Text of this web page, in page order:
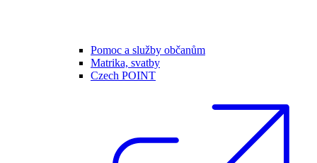
Pomoc a služby občanům
Matrika, svatby
Czech POINT